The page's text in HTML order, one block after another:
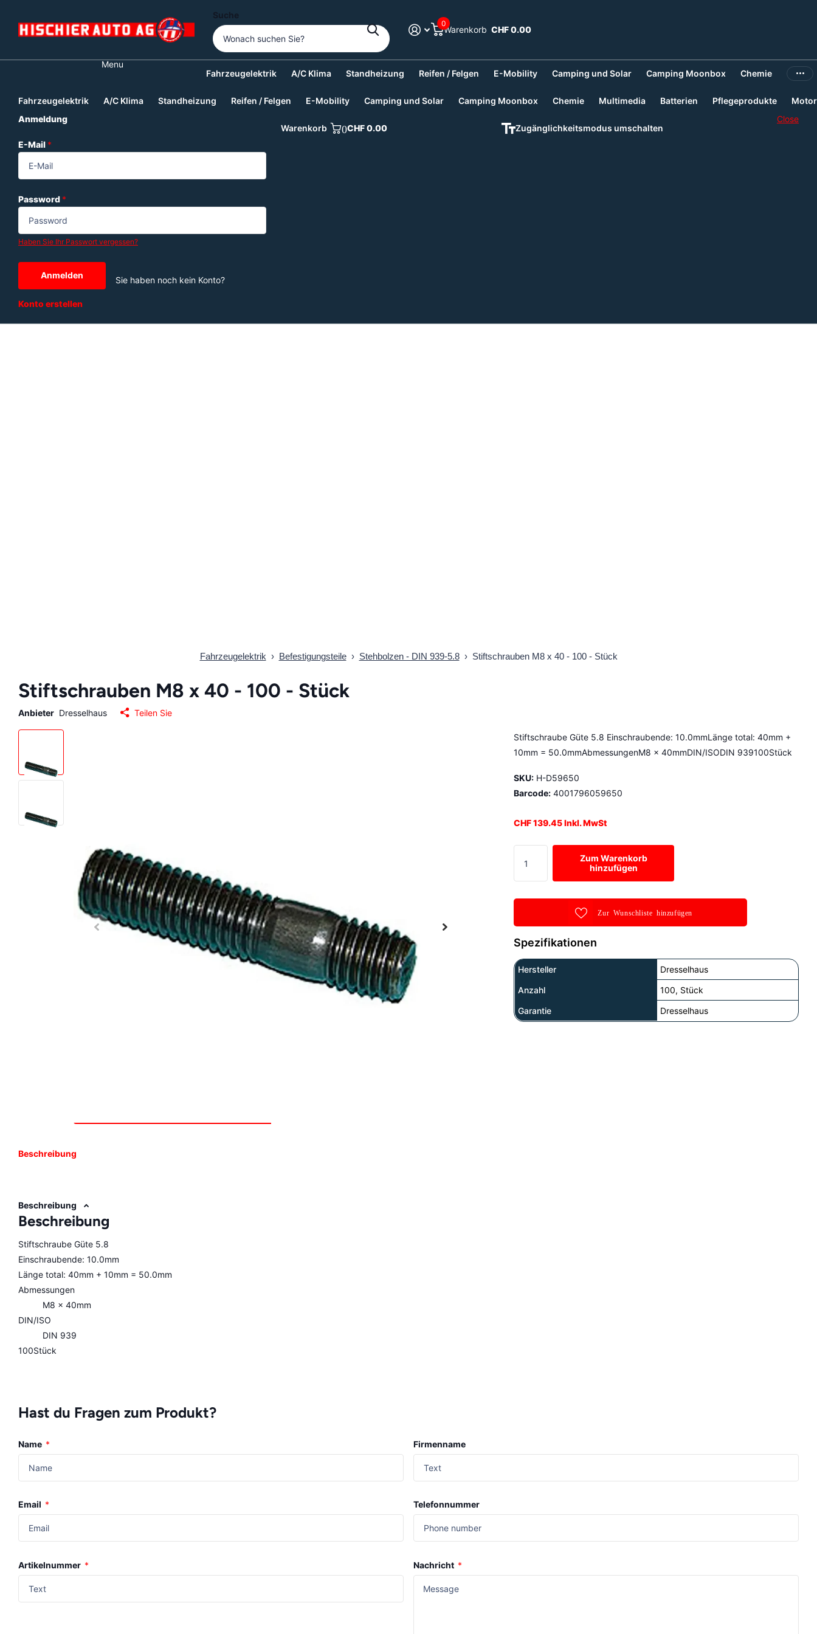
Suche
Warenkorb
0
CHF 0.00
Menu
Fahrzeugelektrik
A/C Klima Standheizung Reifen / Felgen E-Mobility Camping und Solar Camping Moonbox Chemie
Fahrzeugelektrik A/C Klima Standheizung Reifen / Felgen E-Mobility Camping und Solar Camping Moonbox Chemie Multimedia Batterien Pflegeprodukte
Anmeldung
E-Mail *
Password *
Haben Sie Ihr Passwort vergessen?
Anmelden Sie haben noch kein Konto?
Konto erstellen
Warenkorb 0CHF 0.00 Zugänglichkeitsmodus umschalten
Close
Fahrzeugelektrik › Befestigungsteile › Stehbolzen - DIN 939-5.8 › Stiftschrauben M8 x 40 - 100 - Stück
Stiftschrauben M8 x 40 - 100 - Stück
Anbieter Dresselhaus Teilen Sie
Beschreibung
Beschreibung
Beschreibung
Stiftschraube Güte 5.8
Einschraubende: 10.0mm
Länge total: 40mm + 10mm = 50.0mm
Abmessungen
M8 x 40mm
DIN/ISO
DIN 939
100Stück
Stiftschraube Güte 5.8 Einschraubende: 10.0mmLänge total: 40mm +
10mm = 50.0mmAbmessungenM8 x 40mmDIN/ISODIN 939100Stück
SKU: H-D59650
Barcode: 4001796059650
CHF 139.45 Inkl. MwSt
Zum Warenkorb
hinzufügen
Zur Wunschliste hinzufügen
Spezifikationen
Hersteller
Dresselhaus
Anzahl
100, Stück
Garantie
Dresselhaus
Hast du Fragen zum Produkt?
Name * Firmenname
Email * Telefonnummer
Artikelnummer * Nachricht *